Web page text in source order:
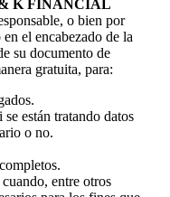
K FINANCIAL
o bien por
el encabezado de la
su documento de
gratuita, para:
están tratando datos
o no.
entre otros